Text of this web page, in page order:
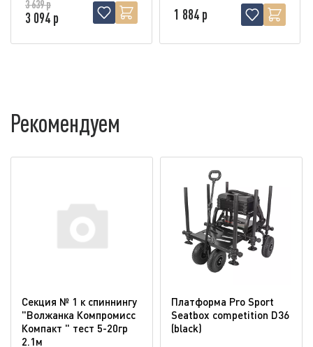
3 639 р
3 094 р 1 884 р
Рекомендуем
Секция № 1 к спиннингу
"Волжанка Компромисс
Компакт " тест 5-20гр
2.1м
Платформа Pro Sport
Seatbox competition D36
(blaсk)